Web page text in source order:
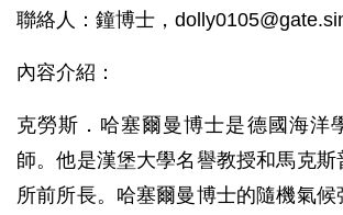
聯絡人：鐘博士，
內容介紹：
克勞斯．哈塞爾曼博士是德國海洋
師。他是漢堡大學名譽教授和馬克斯
所前所長。哈塞爾曼博士的隨機氣